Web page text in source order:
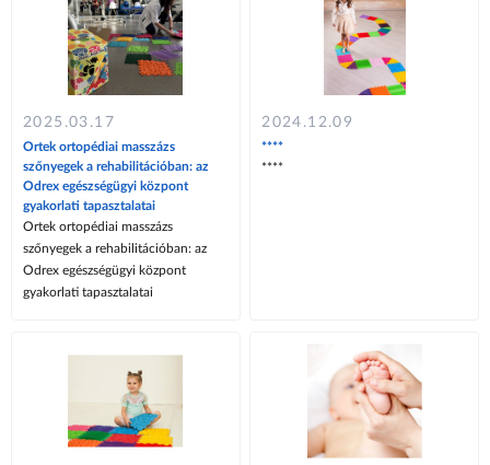
2025.03.17
Ortek ortopédiai masszázs
szőnyegek a rehabilitációban: az
Odrex egészségügyi központ
gyakorlati tapasztalatai
Ortek ortopédiai masszázs
szőnyegek a rehabilitációban: az
Odrex egészségügyi központ
gyakorlati tapasztalatai
2024.12.09
****
****